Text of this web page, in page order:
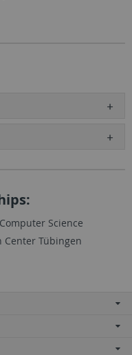
Science
Tübingen